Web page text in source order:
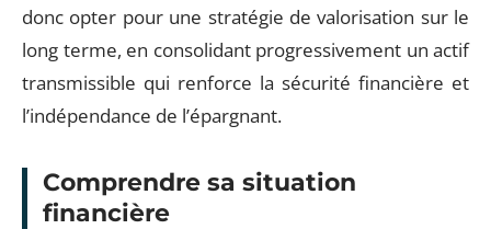
donc opter pour une stratégie de valorisation sur le
long terme, en consolidant progressivement un actif
transmissible qui renforce la sécurité financière et
l’indépendance de l’épargnant.
Comprendre sa situation
financière